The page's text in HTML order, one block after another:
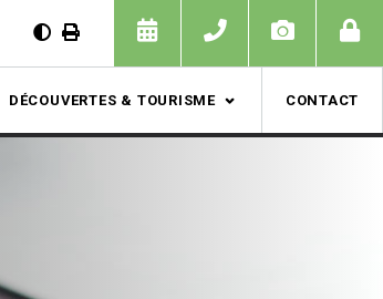
DÉCOUVERTES & TOURISME CONTACT